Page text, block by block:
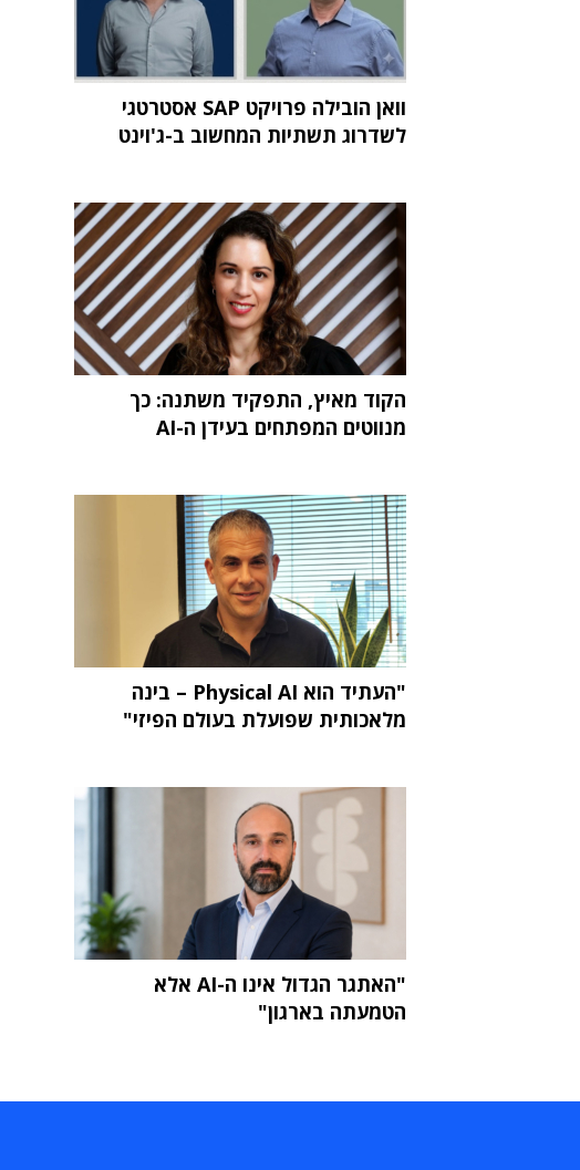
וואן הובילה פרויקט SAP אסטרטגי
לשדרוג תשתיות המחשוב ב-ג'וינט
הקוד מאיץ, התפקיד משתנה: כך
מנווטים המפתחים בעידן ה-AI
"העתיד הוא Physical AI – בינה
מלאכותית שפועלת בעולם הפיזי"
"האתגר הגדול אינו ה-AI אלא
הטמעתה בארגון"